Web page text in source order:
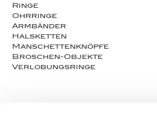
Ringe
Ohrringe
Armbänder
Halsketten
Man­schet­ten­­knöpfe
Broschen-Objekte
Ver­lo­bungs­­ringe